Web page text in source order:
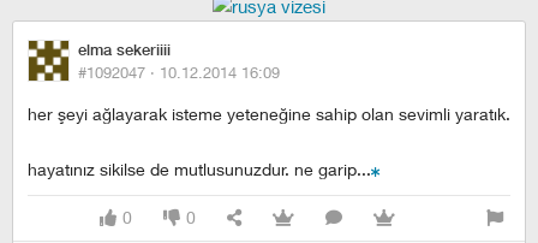
elma sekeriiii
#1092047 · 10.12.2014 16:09
her şeyi ağlayarak isteme yeteneğine sahip olan sevimli yaratık.
hayatınız sikilse de mutlusunuzdur. ne garip...
0 0